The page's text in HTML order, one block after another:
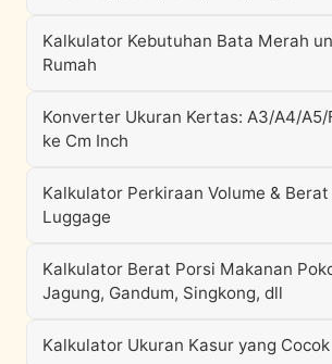
Kalkulator Kebutuhan Bata Merah
Rumah
Konverter Ukuran Kertas: A3/A4/
ke Cm Inch
Kalkulator Perkiraan Volume & Berat
Luggage
Kalkulator Berat Porsi Makanan
Jagung, Gandum, Singkong, dll
Kalkulator Ukuran Kasur yang Cocok